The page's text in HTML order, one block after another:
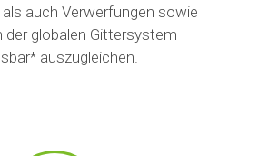
auch Verwerfungen sowie
der globalen Gittersystem
auszugleichen.